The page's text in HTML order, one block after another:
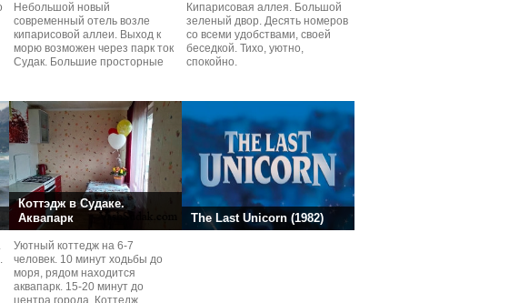
Небольшой новый
современный отель возле
кипарисовой аллеи. Выход к
морю возможен через парк ток
Судaк. Большие просторные
Кипарисовая аллея. Большой
зеленый двор. Десять номеров
со всеми удобствами, своей
беседкой. Тихо, уютно,
спокойно.
Коттэдж в Судаке.
Аквапарк
Уютный коттедж на 6-7
человек. 10 минут ходьбы до
моря, рядом находится
аквапарк. 15-20 минут до
центра города. Коттедж
The Last Unicorn (1982)